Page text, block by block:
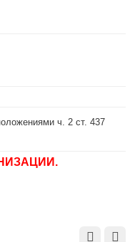
ч. 2 ст. 437